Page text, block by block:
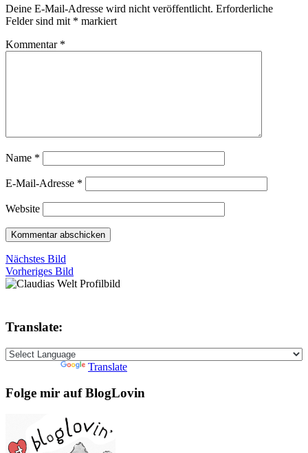
Deine E-Mail-Adresse wird nicht veröffentlicht. Erforderliche
Felder sind mit * markiert
Kommentar *
Name *
E-Mail-Adresse *
Website
Nächstes Bild
Vorheriges Bild
Translate:
Translate
Folge mir auf BlogLovin